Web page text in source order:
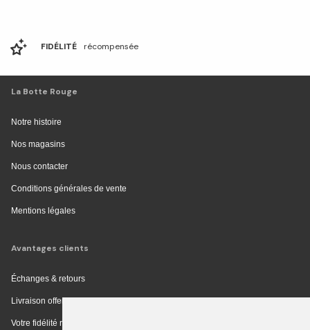
FIDÉLITÉ récompensée
La Botte Rouge
Notre histoire
Nos magasins
Nous contacter
Conditions générales de vente
Mentions légales
Avantages clients
Échanges & retours
Livraison offerte en magasin
Votre fidélité récompensée